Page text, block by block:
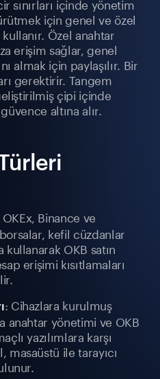
sınırları içinde yönetim
için genel ve özel
Özel anahtar
erişim sağlar, genel
almak için paylaşılır. Bir
gerektirir. Tangem
çipi içinde
altına alır.
Binance ve
kefil cüzdanlar
OKB satın
erişimi kısıtlamaları
: Cihazlara kurulmuş
anahtar yönetimi ve OKB
yazılımlara karşı
masaüstü ile tarayıcı